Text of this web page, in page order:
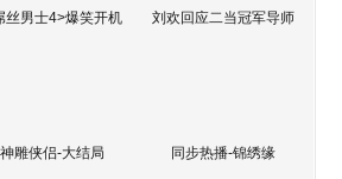
丝男士4>爆笑开机 刘欢回应二当冠军导师
神雕侠侣-大结局 同步热播-锦绣缘